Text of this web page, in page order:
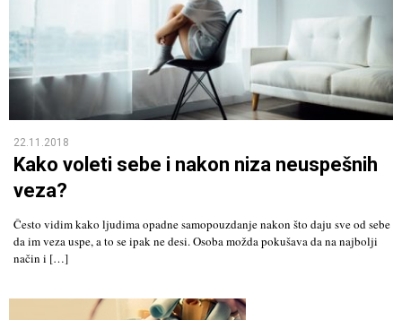
22.11.2018
Kako voleti sebe i nakon niza neuspešnih
veza?
Često vidim kako ljudima opadne samopouzdanje nakon što daju sve od sebe
da im veza uspe, a to se ipak ne desi. Osoba možda pokušava da na najbolji
način i […]